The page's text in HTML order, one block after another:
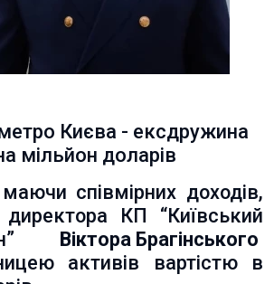
Києва - ексдружина
мільйон доларів
співмірних доходів,
КП “Київський
Віктора Брагінського
активів вартістю в